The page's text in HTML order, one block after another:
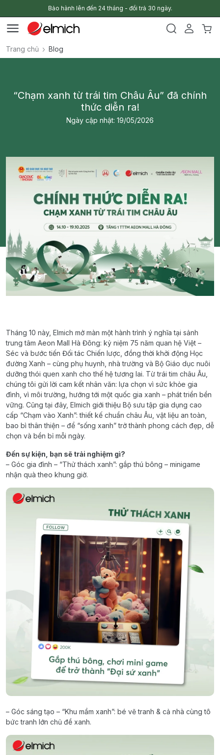
Bảo hành lên đến 24 tháng - đổi trả 30 ngày.
Trang chủ Blog
“Chạm xanh từ trái tim Châu Âu” đã chính
thức diễn ra!
Ngày cập nhật: 19/05/2026
Tháng 10 này, Elmich mở màn một hành trình ý nghĩa tại sảnh
trung tâm Aeon Mall Hà Đông: kỷ niệm 75 năm quan hệ Việt –
Séc và bước tiến Đối tác Chiến lược, đồng thời khởi động Học
đường Xanh – cùng phụ huynh, nhà trường và Bộ Giáo dục nuôi
dưỡng thói quen xanh cho thế hệ tương lai. Từ trái tim châu Âu,
chúng tôi gửi lời cam kết nhân văn: lựa chọn vì sức khỏe gia
đình, vì môi trường, hướng tới một quốc gia xanh – phát triển bền
vững. Cũng tại đây, Elmich giới thiệu Bộ sưu tập gia dụng cao
cấp “Chạm vào Xanh”: thiết kế chuẩn châu Âu, vật liệu an toàn,
bao bì thân thiện – để “sống xanh” trở thành phong cách đẹp, dễ
chọn và bền bỉ mỗi ngày.
Đến sự kiện, bạn sẽ trải nghiệm gì?
– Góc gia đình – “Thử thách xanh”: gắp thú bông – minigame
nhận quà theo khung giờ.
– Góc sáng tạo – “Khu mầm xanh”: bé vẽ tranh & cả nhà cùng tô
bức tranh lớn chủ đề xanh.